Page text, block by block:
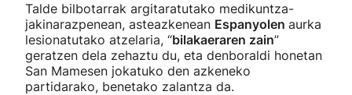
Talde bilbotarrak argitaratutako medikuntza-
jakinarazpenean, asteazkenean Espanyolen aurka
lesionatutako atzelaria, “bilakaeraren zain”
geratzen dela zehaztu du, eta denboraldi honetan
San Mamesen jokatuko den azkeneko
partidarako, benetako zalantza da.